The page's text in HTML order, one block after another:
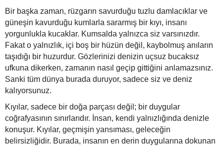
Bir başka zaman, rüzgarın savurduğu tuzlu damlacıklar ve
güneşin kavurduğu kumlarla sararmış bir kıyı, insanı
yorgunlukla kucaklar. Kumsalda yalnızca siz varsınızdır.
Fakat o yalnızlık, içi boş bir hüzün değil, kaybolmuş anıların
taşıdığı bir huzurdur. Gözlerinizi denizin uçsuz bucaksız
ufkuna dikerken, zamanın nasıl geçip gittiğini anlamazsınız.
Sanki tüm dünya burada duruyor, sadece siz ve deniz
kalıyorsunuz.
Kıyılar, sadece bir doğa parçası değil; bir duygular
coğrafyasının sınırlarıdır. İnsan, kendi yalnızlığında denizle
konuşur. Kıyılar, geçmişin yansıması, geleceğin
belirsizliğidir. Burada, insanın en derin duygularına dokunan